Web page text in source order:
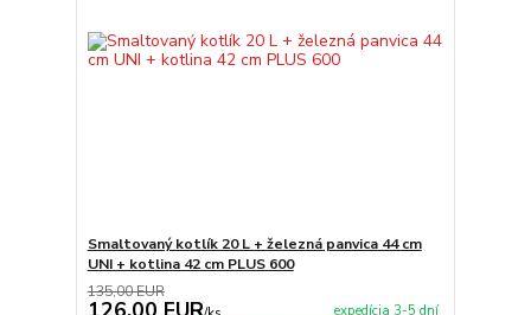
Smaltovaný kotlík 20 L + železná panvica 44 cm
UNI + kotlina 42 cm PLUS 600
135,00 EUR
expedícia 3-5 dní